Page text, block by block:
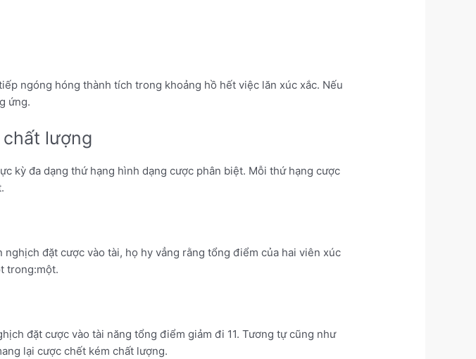
ngóng hóng thành tích trong khoảng hồ hết việc lăn xúc xắc. Nếu
ứng.
lượng
kỳ đa dạng thứ hạng hình dạng cược phân biệt. Mỗi thứ hạng cược
đặt cược vào tài, họ hy vẳng rằng tổng điểm của hai viên xúc
trong:một.
đặt cược vào tài năng tổng điểm giảm đi 11. Tương tự cũng như
lại cược chết kém chất lượng.